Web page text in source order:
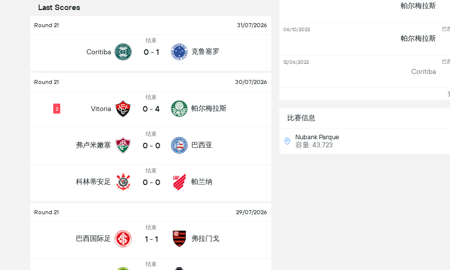
Last Scores
Round 21 31/07/2026
Coritiba
结束
0 - 1 克鲁塞罗
Round 21 30/07/2026
Vitoria
2
结束
0 - 4 帕尔梅拉斯
弗卢米嫩塞
结束
0 - 0 巴西亚
科林蒂安足
结束
0 - 0 帕兰纳
Round 21 29/07/2026
巴西国际足
结束
1 - 1 弗拉门戈
结束
比赛信息
Nubank Parque
容量: 43,723
帕尔梅拉斯
帕尔梅拉斯
巴
06/10/2022
Coritiba
巴
12/06/2022